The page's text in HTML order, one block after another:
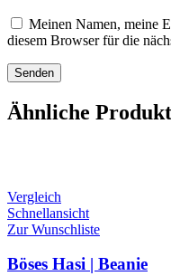
Meinen Namen, meine
diesem Browser für die
Ähnliche
Vergleich
Schnellansicht
Zur Wunschliste
Böses Hasi | Beanie